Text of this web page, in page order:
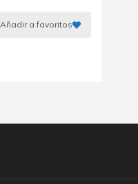
Añadir a favoritos